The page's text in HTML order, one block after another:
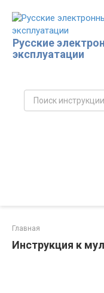
контенту
Русские
эксплуатации
Поиск:
Главная
Инструкция к